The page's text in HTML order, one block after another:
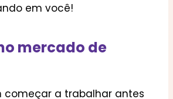
em você!
mercado de
começar a trabalhar antes